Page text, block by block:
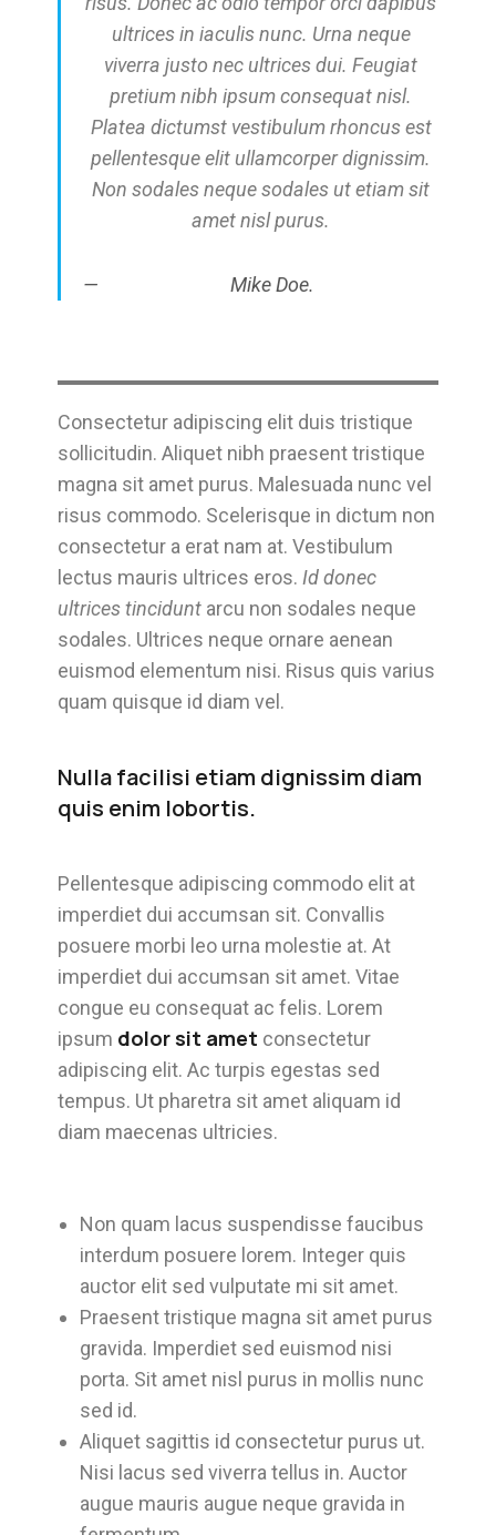
ultrices in iaculis nunc. Urna neque
viverra justo nec ultrices dui. Feugiat
pretium nibh ipsum consequat nisl.
Platea dictumst vestibulum rhoncus est
pellentesque elit ullamcorper dignissim.
Non sodales neque sodales ut etiam sit
amet nisl purus.
Mike Doe.
Consectetur adipiscing elit duis tristique
sollicitudin. Aliquet nibh praesent tristique
magna sit amet purus. Malesuada nunc vel
risus commodo. Scelerisque in dictum non
consectetur a erat nam at. Vestibulum
lectus mauris ultrices eros. Id donec
ultrices tincidunt arcu non sodales neque
sodales. Ultrices neque ornare aenean
euismod elementum nisi. Risus quis varius
quam quisque id diam vel.
Nulla facilisi etiam dignissim diam
quis enim lobortis.
Pellentesque adipiscing commodo elit at
imperdiet dui accumsan sit. Convallis
posuere morbi leo urna molestie at. At
imperdiet dui accumsan sit amet. Vitae
congue eu consequat ac felis. Lorem
ipsum dolor sit amet consectetur
adipiscing elit. Ac turpis egestas sed
tempus. Ut pharetra sit amet aliquam id
diam maecenas ultricies.
Non quam lacus suspendisse faucibus
interdum posuere lorem. Integer quis
auctor elit sed vulputate mi sit amet.
Praesent tristique magna sit amet purus
gravida. Imperdiet sed euismod nisi
porta. Sit amet nisl purus in mollis nunc
sed id.
Aliquet sagittis id consectetur purus ut.
Nisi lacus sed viverra tellus in. Auctor
augue mauris augue neque gravida in